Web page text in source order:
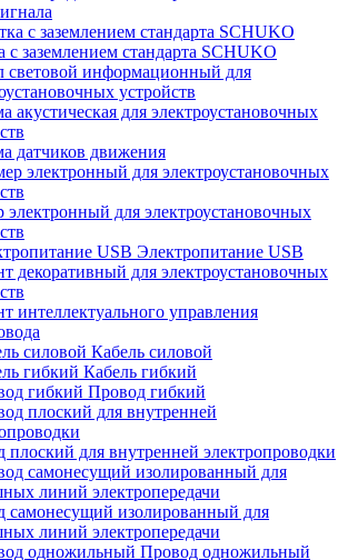
с заземлением стандарта SCHUKO
световой информационный для
устройств
акустическая для электроустановочных
датчиков движения
электронный для электроустановочных
Электропитание USB
декоративный для электроустановочных
интеллектуального управления
Кабель силовой
Кабель гибкий
Провод гибкий
плоский для внутренней электропроводки
самонесущий изолированный для
линий электропередачи
Провод одножильный